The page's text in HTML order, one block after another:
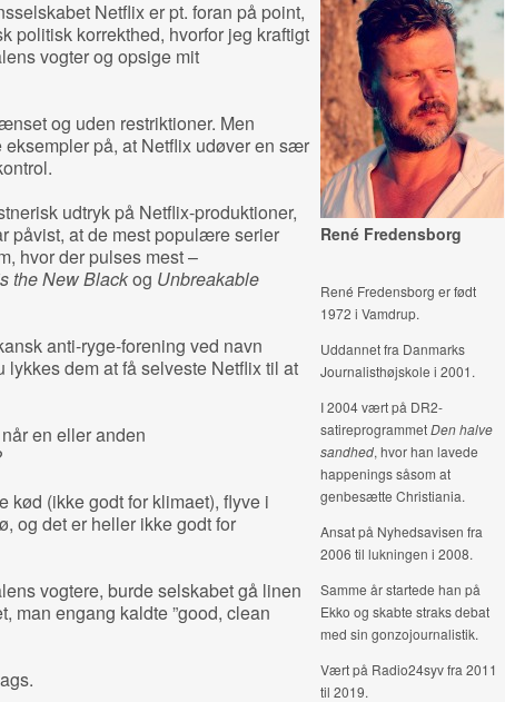
Netflix er pt. foran på point,
politisk korrekthed, hvorfor jeg kraftigt
vogter og opsige mit
og uden restriktioner. Men
på, at Netflix udøver en sær
udtryk på Netflix-produktioner,
påvist, at de mest populære serier
hvor der pulses mest –
the New Blackog Unbreakable
anti-ryge-forening ved navn
dem at få selveste Netflix til at
en eller anden
kød (ikke godt for klimaet), flyve i
og det er heller ikke godt for
vogtere, burde selskabet gå linen
man engang kaldte ”good, clean
René Fredensborg
René Fredensborg er født
1972 i Vamdrup.
Uddannet fra Danmarks
Journalisthøjskole i 2001.
I 2004 vært på DR2-
satireprogrammetDen halve
sandhed, hvor han lavede
happenings såsom at
genbesætte Christiania.
Ansat på Nyhedsavisen fra
2006 til lukningen i 2008.
Samme år startede han på
Ekko og skabte straks debat
med sin gonzojournalistik.
Vært på Radio24syv fra 2011
til 2019.